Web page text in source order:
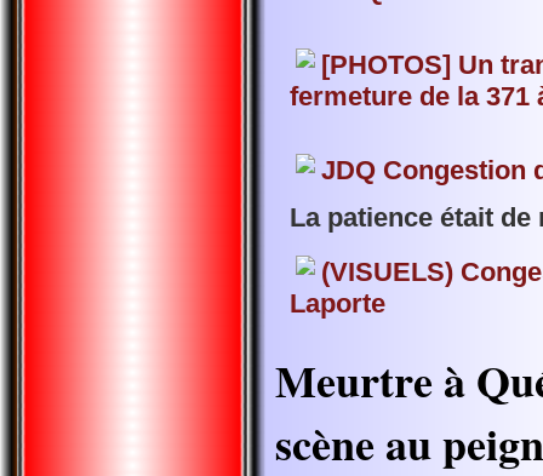
[PHOTOS] Un
fermeture de la 371
JDQ Congestion
La patience était de
(VISUELS)
Laporte
Meurtre à
scène au